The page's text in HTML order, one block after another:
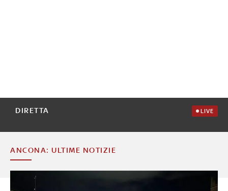
DIRETTA LIVE
ANCONA: ULTIME NOTIZIE